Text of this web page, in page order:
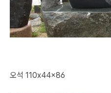
오석 110x44x86